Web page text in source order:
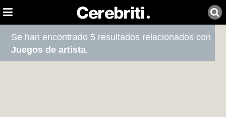
Se han encontrado 5 resultados relacionados con
Juegos de artista.